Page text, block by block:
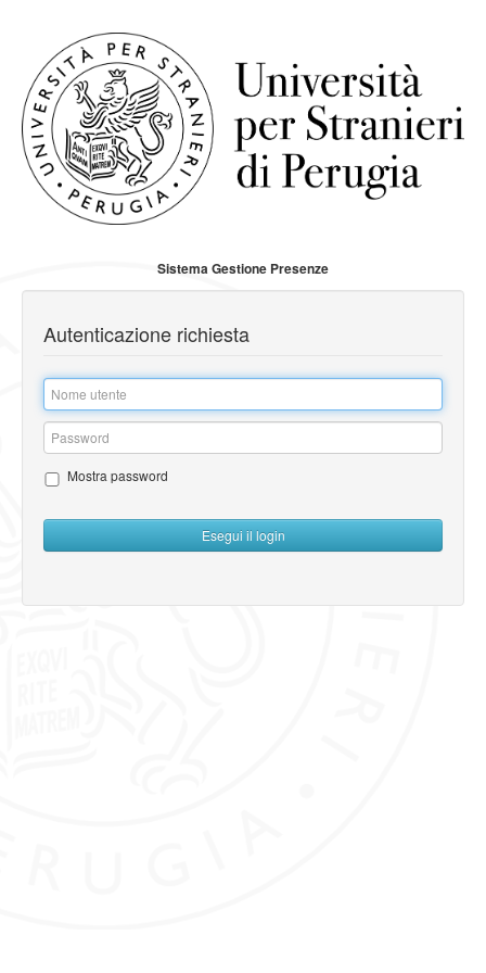
Sistema Gestione Presenze
Autenticazione richiesta
Inserire
il
nome
dell'utente
Inserire
la
password
Mostra password
Esegui il login